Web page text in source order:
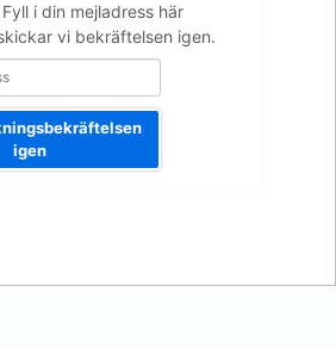
i din mejladress här
vi bekräftelsen igen.
igen